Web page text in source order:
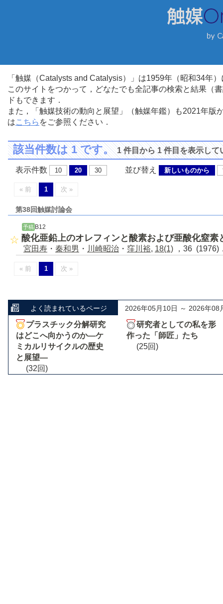
「触媒（Catalysts and Catalysis）」は1959年（昭和34年
このサイトをつかって，どなたでも全記事の検索と結果（
ドもできます．
また，「触媒技術の動向と展望」（触媒年鑑）も2021年
はこちら をご参照ください．
該当件数は 1 です。1 件目から 1 件目を表示して
表示件数 10 20 30 並び替え 新しいものから
« 前 1 次 »
第38回触媒討論会
予稿 B12
酸化亜鉛上のオレフィンと酸素および亜酸化窒素
宮田寿 ・ 秦和男 ・ 川崎昭治 ・ 窪川裕, 18(1) ，36 (1976)
« 前 1 次 »
よく読まれているページ 2026年05月10日 ～ 2026年08
プラスチック分解研究
はどこへ向かうのか―ケ
ミカルリサイクルの歴史
と展望―
(32回)
研究者としての私を形
作った「師匠」たち
(25回)